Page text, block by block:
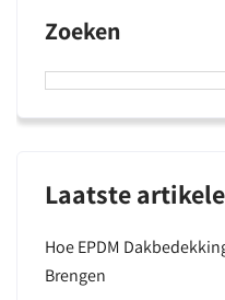
Zoeken
Laatste
Hoe EPDM
Brengen